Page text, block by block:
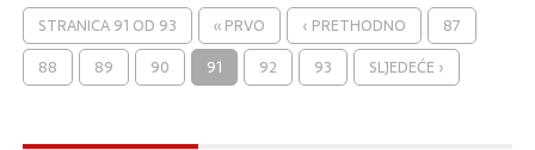
STRANICA 91 OD 93 « PRVO ‹ PRETHODNO
87
88
89 90 91 92 93 SLJEDEĆE ›